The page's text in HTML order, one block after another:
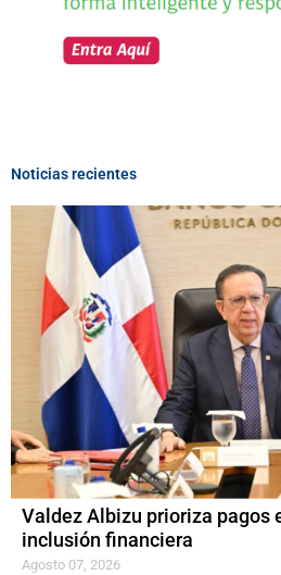
Noticias recientes
Valdez Albizu prioriza pagos
inclusión financiera
Agosto 07, 2026